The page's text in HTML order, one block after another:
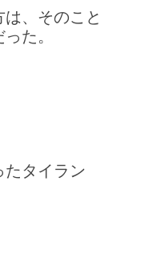
、そのこと
た。
たタイラン